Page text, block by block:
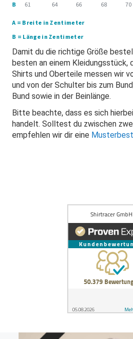
B
61 64 66 68 70
A = Breite in Zentimeter
B = Länge in Zentimeter
Damit du die richtige Größe
besten an einem Kleidungsstück,
Shirts und Oberteile messen wir
und von der Schulter bis zum
Bund sowie in der Beinlänge.
Bitte beachte, dass es sich
handelt. Solltest du zwischen
empfehlen wir dir eine